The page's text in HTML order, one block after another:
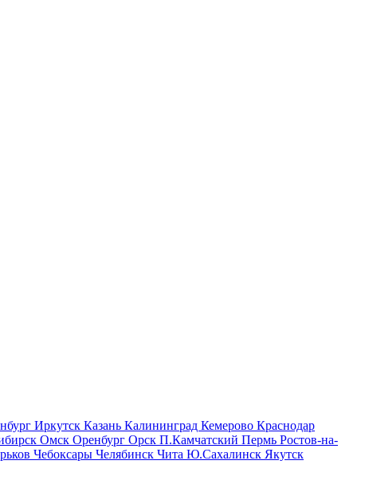
Иркутск Казань Калининград Кемерово Краснодар
Омск Оренбург Орск П.Камчатский Пермь Ростов-на-
Чебоксары Челябинск Чита Ю.Сахалинск Якутск